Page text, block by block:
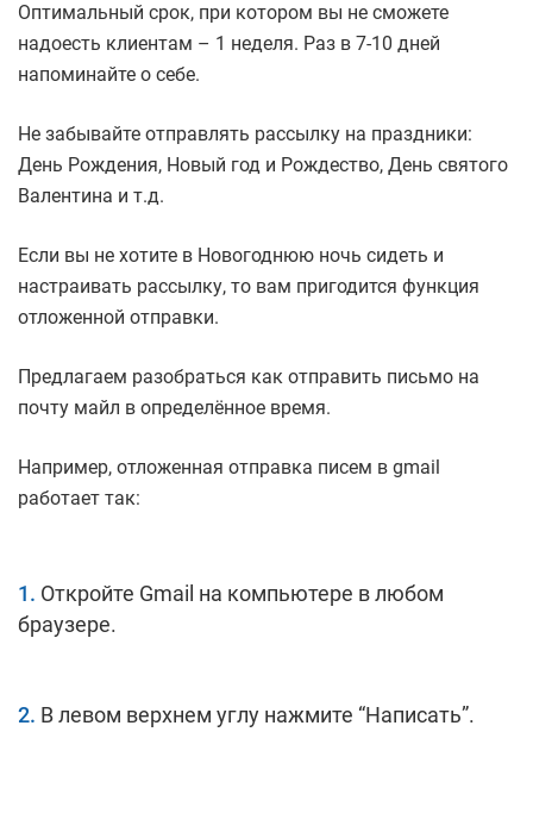
Оптимальный срок, при котором вы не сможете
надоесть клиентам – 1 неделя. Раз в 7-10 дней
напоминайте о себе.
Не забывайте отправлять рассылку на праздники:
День Рождения, Новый год и Рождество, День святого
Валентина и т.д.
Если вы не хотите в Новогоднюю ночь сидеть и
настраивать рассылку, то вам пригодится функция
отложенной отправки.
Предлагаем разобраться как отправить письмо на
почту майл в определённое время.
Например, отложенная отправка писем в gmail
работает так:
Откройте Gmail на компьютере в любом
браузере.
В левом верхнем углу нажмите “Написать”.